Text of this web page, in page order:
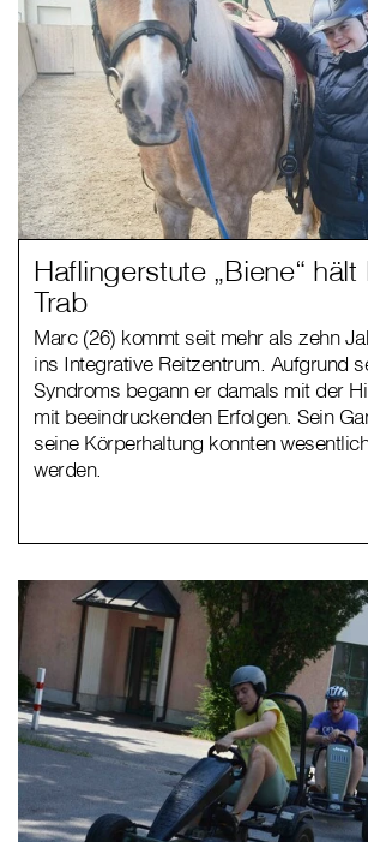
Haflingerstute „Biene“
Trab
Marc (26) kommt seit mehr als zehn
ins Integrative Reitzentrum. Aufgrund
Syndroms begann er damals mit der
mit beeindruckenden Erfolgen. Sein
seine Körperhaltung konnten
werden.